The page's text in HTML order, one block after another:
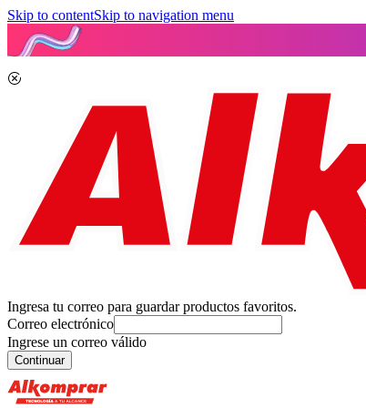
Skip to contentSkip to navigation menu
Ingresa tu correo para guardar productos favoritos.
Correo electrónico
Ingrese un correo válido
Continuar